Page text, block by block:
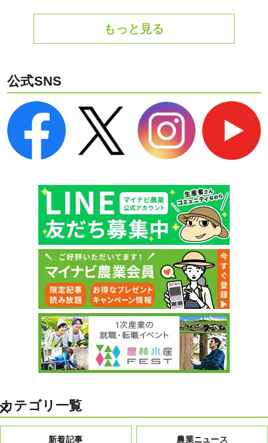
もっと見る
公式SNS
カテゴリ一覧
新着記事 農業ニュース